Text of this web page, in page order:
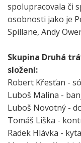
spolupracovala či
osobnosti jako je
Spillane, Andy
Skupina Druhá
složení:
Robert Křesťan -
Luboš Malina -
Luboš Novotný -
Tomáš Liška -
Radek Hlávka -